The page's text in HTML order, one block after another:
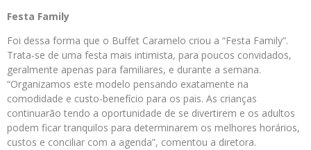
Festa Family
Foi dessa forma que o Buffet Caramelo criou a “Festa Family”.
Trata-se de uma festa mais intimista, para poucos convidados,
geralmente apenas para familiares, e durante a semana.
“Organizamos este modelo pensando exatamente na
comodidade e custo-benefício para os pais. As crianças
continuarão tendo a oportunidade de se divertirem e os adultos
podem ficar tranquilos para determinarem os melhores horários,
custos e conciliar com a agenda”, comentou a diretora.